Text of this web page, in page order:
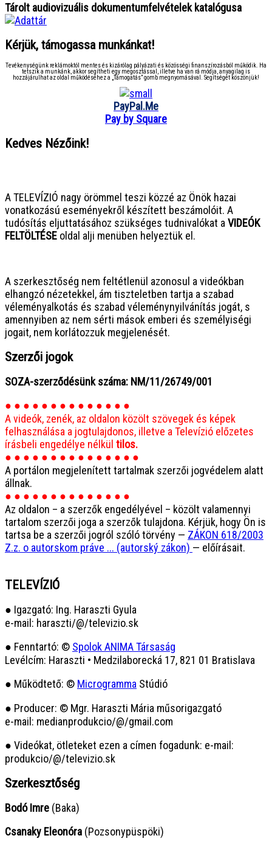
Tárolt audiovizuális dokumentumfelvételek katalógusa
Kérjük, támogassa munkánkat!
Tevékenységünk reklámoktól mentes és kizárólag pályázati és közösségi finanszírozásból működik. Ha
tetszik a munkánk, akkor segítheti egy megosztással, illetve ha van rá módja, anyagilag is
hozzájárulhat az oldal működéséhez a „Támogatás” gomb megnyomásával. Segítségét köszönjük!
PayPal.Me
Pay by Square
Kedves Nézőink!
A TELEVÍZIÓ nagy örömmel teszi közzé az Önök hazai
vonatkozású eseményekről készített beszámolóit. A
tudósítás eljuttatásához szükséges tudnivalókat a VIDEÓK
FELTÖLTÉSE oldal alji menüben helyeztük el.
A szerkesztőség nem feltétlenül azonosul a videókban
elhangzó nézetekkel, ám tiszteletben tartja a szabad
véleményalkotás és szabad véleménynyilvánítás jogát, s
amennyiben az nem sérti mások emberi és személyiségi
jogait, nem korlátozzuk megjelenését.
Szerzői jogok
SOZA-szerződésünk száma: NM/11/26749/001
● ● ● ● ● ● ● ● ● ● ● ● ● ●
A videók, zenék, az oldalon közölt szövegek és képek
felhasználása a jogtulajdonos, illetve a Televízió előzetes
írásbeli engedélye nélkül tilos.
● ● ● ● ● ● ● ● ● ● ● ● ● ● ●
A portálon megjelenített tartalmak szerzői jogvédelem alatt
állnak.
● ● ● ● ● ● ● ● ● ● ● ● ● ●
Az oldalon – a szerzők engedélyével – közölt valamennyi
tartalom szerzői joga a szerzők tulajdona. Kérjük, hogy Ön is
tartsa be a szerzői jogról szóló törvény — ZÁKON 618/2003
Z.z. o autorskom práve ... (autorský zákon) — előírásait.
TELEVÍZIÓ
● Igazgató: Ing. Haraszti Gyula
e-mail: haraszti/@/televizio.sk
● Fenntartó: © Spolok ANIMA Társaság
Levélcím: Haraszti • Medzilaborecká 17, 821 01 Bratislava
● Működtető: © Microgramma Stúdió
● Producer: © Mgr. Haraszti Mária műsorigazgató
e-mail: medianprodukcio/@/gmail.com
● Videókat, ötleteket ezen a címen fogadunk: e-mail:
produkcio/@/televizio.sk
Szerkesztőség
Bodó Imre (Baka)
Csanaky Eleonóra (Pozsonypüspöki)